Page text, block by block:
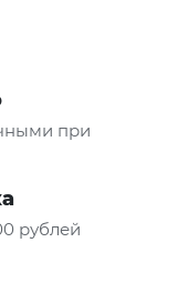
при
рублей